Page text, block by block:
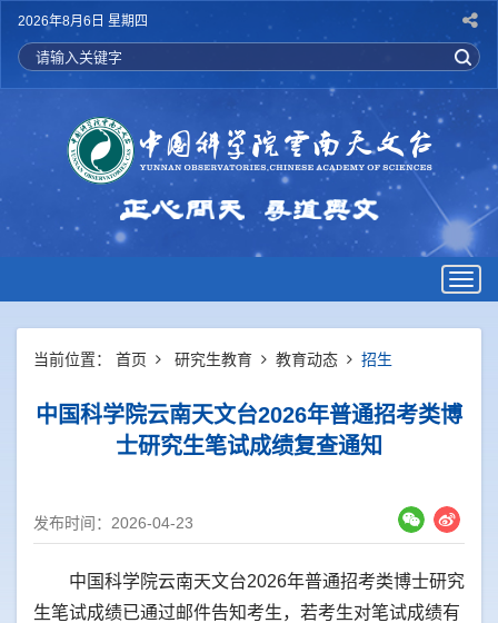
2026年8月6日 星期四
当前位置： 首页 研究生教育 教育动态 招生
中国科学院云南天文台2026年普通招考类博
士研究生笔试成绩复查通知
发布时间：2026-04-23
中国科学院云南天文台2026年普通招考类博士研究
生笔试成绩已通过邮件告知考生，若考生对笔试成绩有